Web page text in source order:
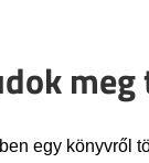
egy könyvről